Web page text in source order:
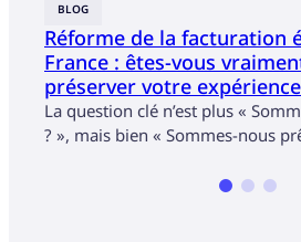
BLOG
Réforme de la facturation
France : êtes-vous
préserver votre
La question clé n’est plus «
? », mais bien « Sommes-nous